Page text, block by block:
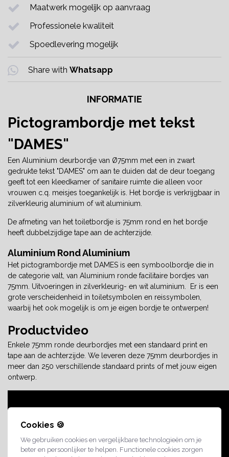
Cookies 🍪
We gebruiken cookies en vergelijkbare technologieën om je
beter en persoonlijker te helpen. Functionele cookies zorgen
Maatwerk mogelijk op aanvraag
Professionele kwaliteit
Spoedlevering mogelijk
Share with Whatsapp
INFORMATIE
Pictogrambordje met tekst
"DAMES"
Een Aluminium deurbordje van Ø75mm met een in zwart
gedrukte tekst "DAMES" om aan te duiden dat de deur toegang
geeft tot een kleedkamer of sanitaire ruimte die alleen voor
vrouwen c.q. meisjes toegankelijk is. Het bordje is verkrijgbaar in
zilverkleurig aluminium of wit aluminium.
De afmeting van het toiletbordje is 75mm rond en het bordje
heeft dubbelzijdige tape aan de achterzijde.
Aluminium Rond Aluminium
Het pictogrambordje met DAMES is een symboolbordje die in
de categorie valt, van Aluminium ronde facilitaire bordjes van
75mm. Uitvoeringen in zilverkleurig- en wit aluminium. Er is een
grote verscheidenheid in toiletsymbolen en reissymbolen,
waarbij het ook mogelijk is om je eigen bordje te ontwerpen!
Productvideo
Enkele 75mm ronde deurbordjes met een standaard print en
tape aan de achterzijde. We leveren deze 75mm deurbordjes in
meer dan 250 verschillende standaard prints of met jouw eigen
ontwerp.